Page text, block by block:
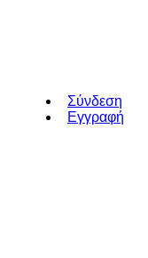
Σύνδεση
Εγγραφή